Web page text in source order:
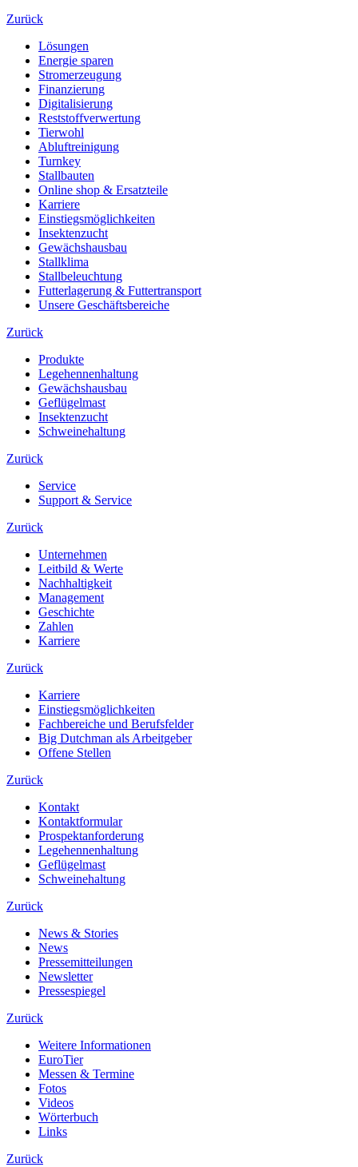
Zurück
Lösungen
Energie sparen
Stromerzeugung
Finanzierung
Digitalisierung
Reststoffverwertung
Tierwohl
Abluftreinigung
Turnkey
Stallbauten
Online shop & Ersatzteile
Karriere
Einstiegsmöglichkeiten
Insektenzucht
Gewächshausbau
Stallklima
Stallbeleuchtung
Futterlagerung & Futtertransport
Unsere Geschäftsbereiche
Zurück
Produkte
Legehennenhaltung
Gewächshausbau
Geflügelmast
Insektenzucht
Schweinehaltung
Zurück
Service
Support & Service
Zurück
Unternehmen
Leitbild & Werte
Nachhaltigkeit
Management
Geschichte
Zahlen
Karriere
Zurück
Karriere
Einstiegsmöglichkeiten
Fachbereiche und Berufsfelder
Big Dutchman als Arbeitgeber
Offene Stellen
Zurück
Kontakt
Kontaktformular
Prospektanforderung
Legehennenhaltung
Geflügelmast
Schweinehaltung
Zurück
News & Stories
News
Pressemitteilungen
Newsletter
Pressespiegel
Zurück
Weitere Informationen
EuroTier
Messen & Termine
Fotos
Videos
Wörterbuch
Links
Zurück